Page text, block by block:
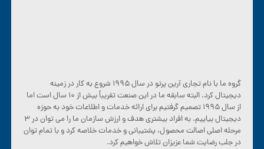
گروه ما با نام تجاری آرین پرتو در سال ۱۹۹۵ شروع به کار در زمینه
دیجیتال کرد. البته سابقه ما در این صنعت تقریباً بیش از ۱۰ سال است اما
از سال ۱۹۹۵ تصمیم گرفتیم برای ارائه خدمات و اطلاعات خود به حوزه
دیجیتال بیاییم. به افراد بیشتری هدف و ارزش سازمان ما را می توان در ۳
مرحله اصلی اصالت محصول، پشتیبانی و خدمات خلاصه کرد و با تمام توان
در جلب رضایت شما عزیزان تلاش خواهیم کرد.